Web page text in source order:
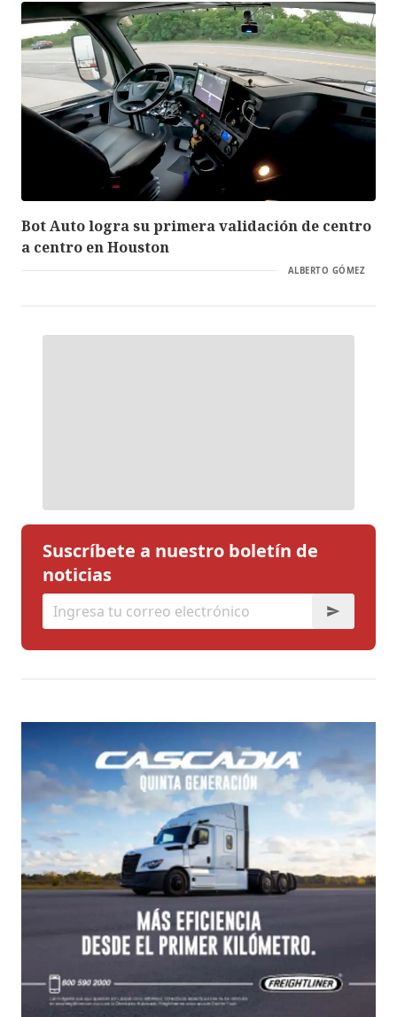
Bot Auto logra su primera validación de centro
a centro en Houston
ALBERTO GÓMEZ
Suscríbete a nuestro boletín de
noticias